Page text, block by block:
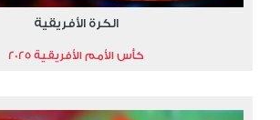
الكرة الأفريقية
كأس الأمم الأفريقية 2025